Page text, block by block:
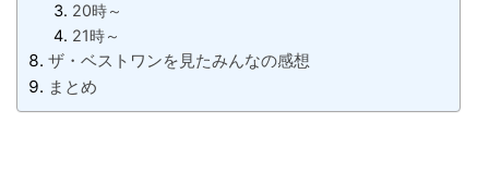
20時～
21時～
ザ・ベストワンを見たみんなの感想
まとめ